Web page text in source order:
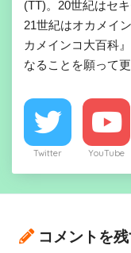
(TT)。20世紀はセ
21世紀はオカメイ
カメインコ大百科
なることを願って
Twitter YouTube
コメントを